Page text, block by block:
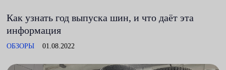
Как узнать год выпуска шин, и что даёт эта
информация
ОБЗОРЫ 01.08.2022